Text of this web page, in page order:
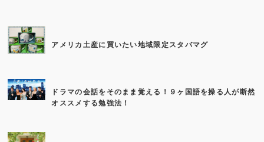
アメリカ土産に買いたい地域限定スタバマグ
ドラマの会話をそのまま覚える！９ヶ国語を操る人が断然
オススメする勉強法！